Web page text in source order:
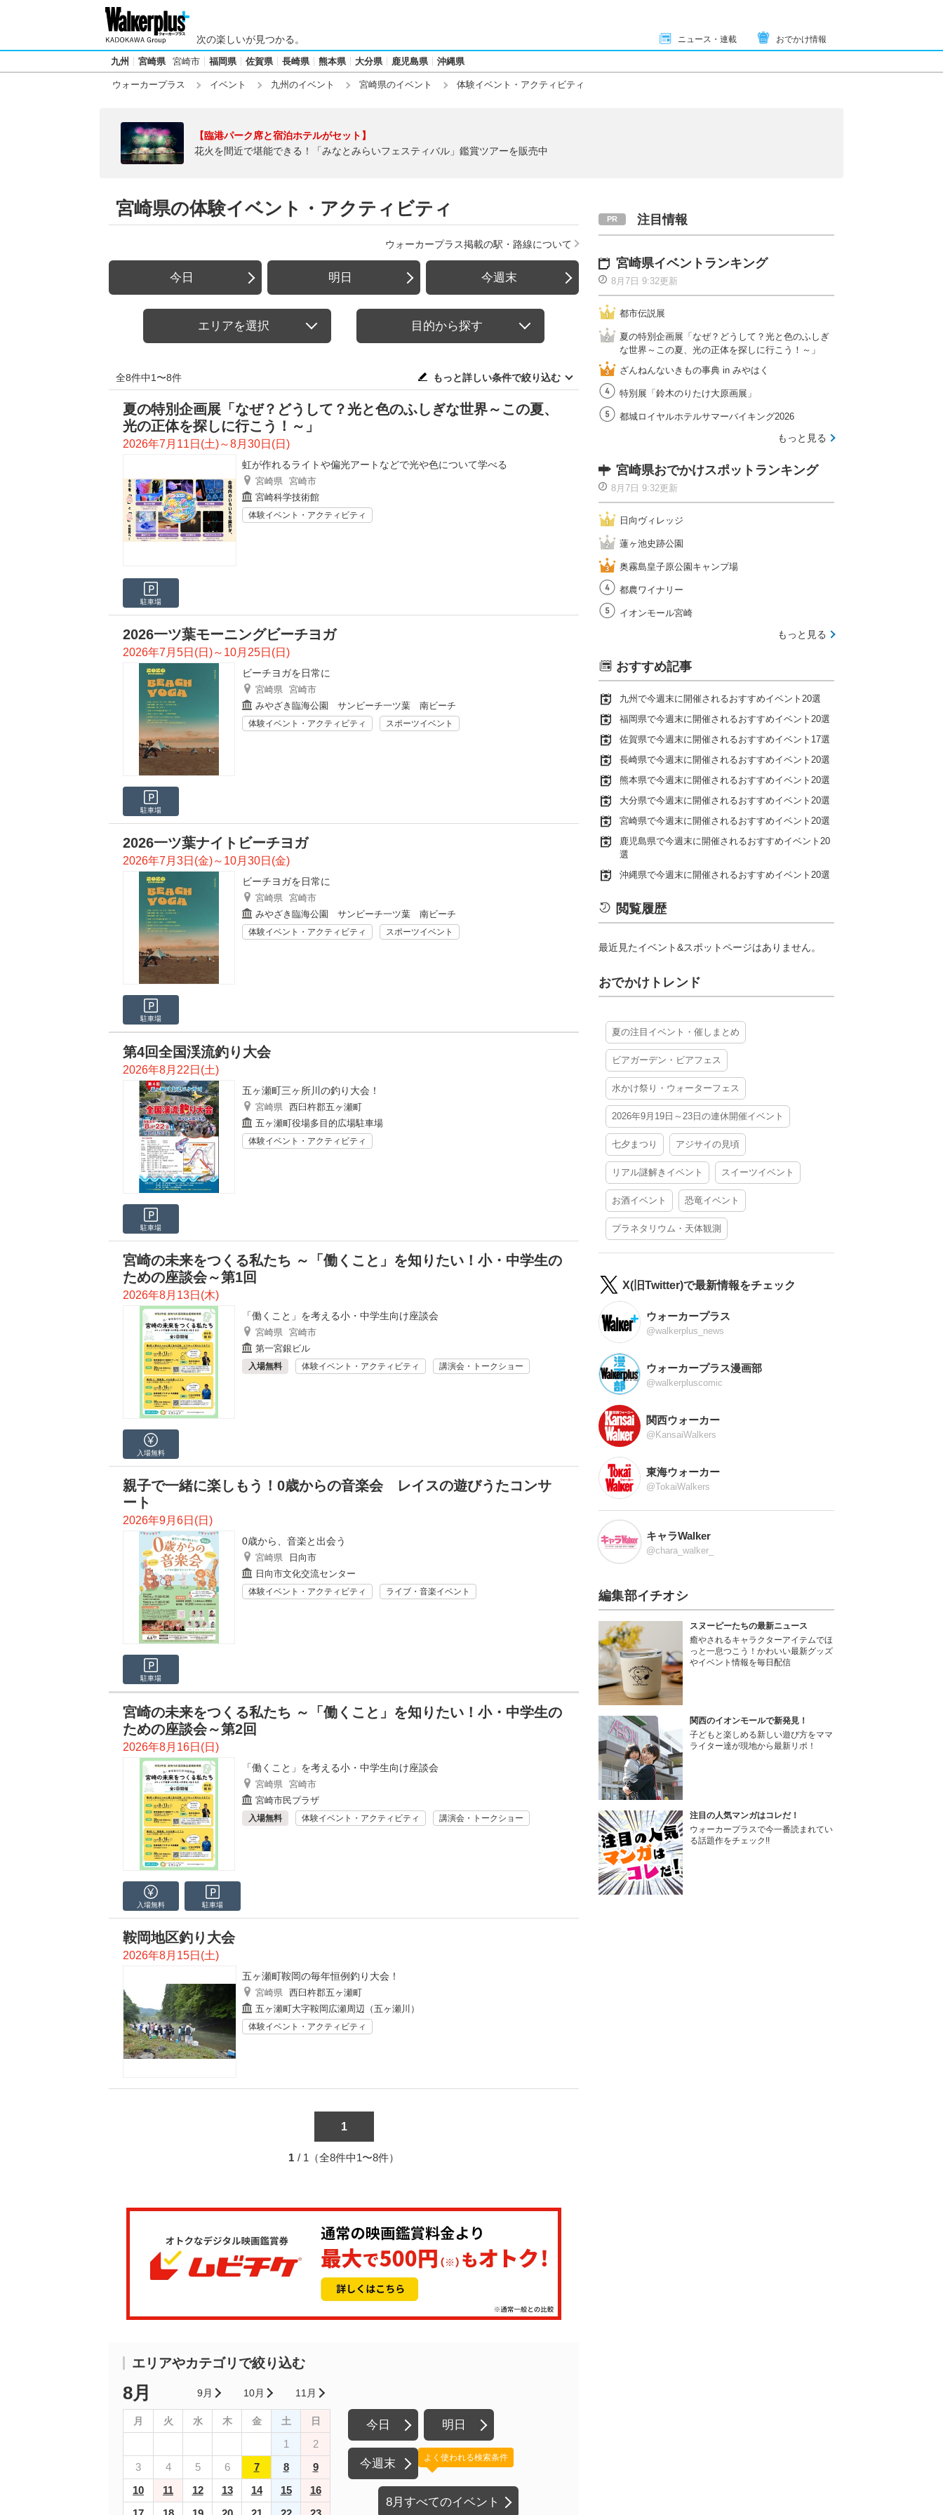
次の楽しいが見つかる。 ニュース・連載 おでかけ情報
九州 宮崎県 宮崎市 福岡県 佐賀県 長崎県 熊本県 大分県 鹿児島県 沖縄県
ウォーカープラス イベント 九州のイベント 宮崎県のイベント 体験イベント・アクティビティ
【臨港パーク席と宿泊ホテルがセット】
花火を間近で堪能できる！「みなとみらいフェスティバル」鑑賞ツアーを販売中
宮崎県の体験イベント・アクティビティ
ウォーカープラス掲載の駅・路線について
今日 明日 今週末
エリアを選択 目的から探す
全8件中1〜8件 もっと詳しい条件で絞り込む
夏の特別企画展「なぜ？どうして？光と色のふしぎな世界～この夏、
光の正体を探しに行こう！～」
2026年7月11日(土)～8月30日(日)
虹が作れるライトや偏光アートなどで光や色について学べる
宮崎県 宮崎市
宮崎科学技術館
体験イベント・アクティビティ
駐車場
2026一ツ葉モーニングビーチヨガ
2026年7月5日(日)～10月25日(日)
ビーチヨガを日常に
宮崎県 宮崎市
みやざき臨海公園 サンビーチ一ツ葉 南ビーチ
体験イベント・アクティビティ スポーツイベント
駐車場
2026一ツ葉ナイトビーチヨガ
2026年7月3日(金)～10月30日(金)
ビーチヨガを日常に
宮崎県 宮崎市
みやざき臨海公園 サンビーチ一ツ葉 南ビーチ
体験イベント・アクティビティ スポーツイベント
駐車場
第4回全国渓流釣り大会
2026年8月22日(土)
五ヶ瀬町三ヶ所川の釣り大会！
宮崎県 西臼杵郡五ヶ瀬町
五ヶ瀬町役場多目的広場駐車場
体験イベント・アクティビティ
駐車場
宮崎の未来をつくる私たち ～「働くこと」を知りたい！小・中学生の
ための座談会～第1回
2026年8月13日(木)
「働くこと」を考える小・中学生向け座談会
宮崎県 宮崎市
第一宮銀ビル
入場無料 体験イベント・アクティビティ 講演会・トークショー
入場無料
親子で一緒に楽しもう！0歳からの音楽会 レイスの遊びうたコンサ
ート
2026年9月6日(日)
0歳から、音楽と出会う
宮崎県
日向市
日向市文化交流センター
体験イベント・アクティビティ ライブ・音楽イベント
駐車場
宮崎の未来をつくる私たち ～「働くこと」を知りたい！小・中学生の
ための座談会～第2回
2026年8月16日(日)
「働くこと」を考える小・中学生向け座談会
宮崎県 宮崎市
宮崎市民プラザ
入場無料 体験イベント・アクティビティ 講演会・トークショー
入場無料 駐車場
鞍岡地区釣り大会
2026年8月15日(土)
五ヶ瀬町鞍岡の毎年恒例釣り大会！
宮崎県 西臼杵郡五ヶ瀬町
五ヶ瀬町大字鞍岡広瀬周辺（五ヶ瀬川）
体験イベント・アクティビティ
1
1 / 1（全8件中1〜8件）
エリアやカテゴリで絞り込む
8月 9月 10月 11月
月 火 水 木 金 土 日
1
2
3
4 5 6 7 8
9
10
11 12 13 14 15
16
今日 明日
今週末
8月すべてのイベント
よく使われる検索条件
注目情報
宮崎県イベントランキング
8月7日 9:32更新
都市伝説展
夏の特別企画展「なぜ？どうして？光と色のふしぎ
な世界～この夏、光の正体を探しに行こう！～」
ざんねんないきもの事典 in みやはく
特別展「鈴木のりたけ大原画展」
都城ロイヤルホテルサマーバイキング2026
もっと見る
宮崎県おでかけスポットランキング
8月7日 9:32更新
日向ヴィレッジ
蓮ヶ池史跡公園
奥霧島皇子原公園キャンプ場
都農ワイナリー
イオンモール宮崎
もっと見る
おすすめ記事
九州で今週末に開催されるおすすめイベント20選
福岡県で今週末に開催されるおすすめイベント20選
佐賀県で今週末に開催されるおすすめイベント17選
長崎県で今週末に開催されるおすすめイベント20選
熊本県で今週末に開催されるおすすめイベント20選
大分県で今週末に開催されるおすすめイベント20選
宮崎県で今週末に開催されるおすすめイベント20選
鹿児島県で今週末に開催されるおすすめイベント20
選
沖縄県で今週末に開催されるおすすめイベント20選
閲覧履歴
最近見たイベント&スポットページはありません。
おでかけトレンド
夏の注目イベント・催しまとめ
ビアガーデン・ビアフェス
水かけ祭り・ウォーターフェス
2026年9月19日～23日の連休開催イベント
七夕まつり アジサイの見頃
リアル謎解きイベント スイーツイベント
お酒イベント 恐竜イベント
プラネタリウム・天体観測
X(旧Twitter)で最新情報をチェック
ウォーカープラス
@walkerplus_news
ウォーカープラス漫画部
@walkerpluscomic
関西ウォーカー
@KansaiWalkers
東海ウォーカー
@TokaiWalkers
キャラWalker
@chara_walker_
編集部イチオシ
スヌーピーたちの最新ニュース
癒やされるキャラクターアイテムでほ
っと一息つこう！かわいい最新グッズ
やイベント情報を毎日配信
関西のイオンモールで新発見！
子どもと楽しめる新しい遊び方をママ
ライター達が現地から最新リポ！
注目の人気マンガはコレだ！
ウォーカープラスで今一番読まれてい
る話題作をチェック!!